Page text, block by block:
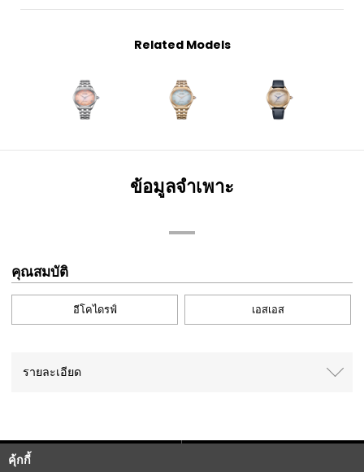
คุ้กกี้
Related Models
ข้อมูลจำเพาะ
คุณสมบัติ
อีโคไดรฟ์ เอสเอส
รายละเอียด